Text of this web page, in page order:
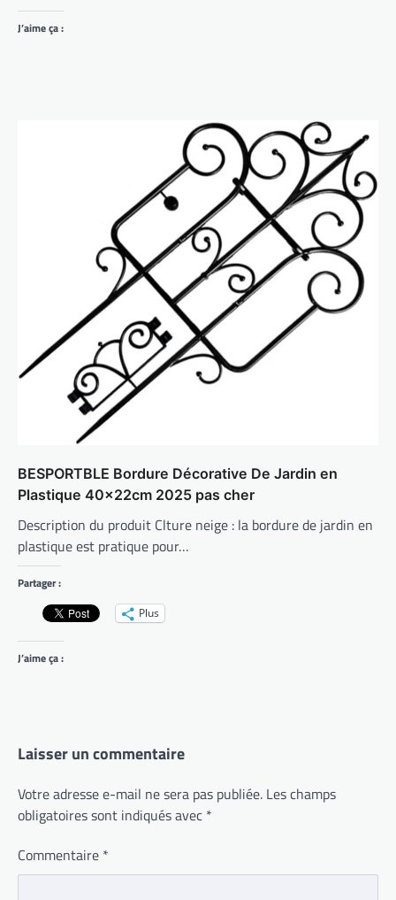
J’aime ça :
BESPORTBLE Bordure Décorative De Jardin en
Plastique 40x22cm 2025 pas cher
Description du produit Clture neige : la bordure de jardin en
plastique est pratique pour…
Partager :
Plus
J’aime ça :
Laisser un commentaire
Votre adresse e-mail ne sera pas publiée. Les champs
obligatoires sont indiqués avec *
Commentaire *